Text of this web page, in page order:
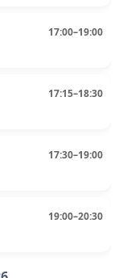
17:00–19:00
17:15–18:30
17:30–19:00
19:00–20:30